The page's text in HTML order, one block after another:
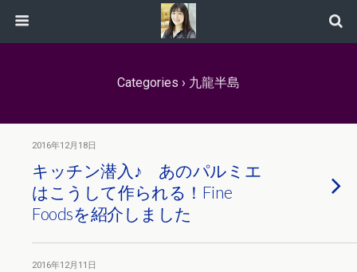
Categories › 九龍半島
2016年12月18日
キッチン潜入♪ あのパルミエ
はこうして作られる！Fine
Foodsを紹介しました
2016年12月11日